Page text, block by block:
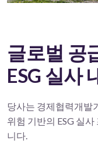
글로벌 공
ESG 실사
당사는 경제협력개발
위험 기반의 ESG 실
니다.